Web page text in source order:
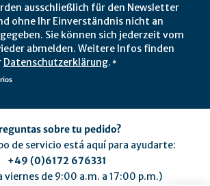
ausschließlich für den Newsletter
ohne Ihr Einverständnis nicht an
Sie können sich jederzeit vom
abmelden. Weitere Infos finden
Datenschutzerklärung. *
sobre tu pedido?
de servicio está aquí para ayudarte:
+49 (0)6172 676331
viernes de 9:00 a.m. a 17:00 p.m.)